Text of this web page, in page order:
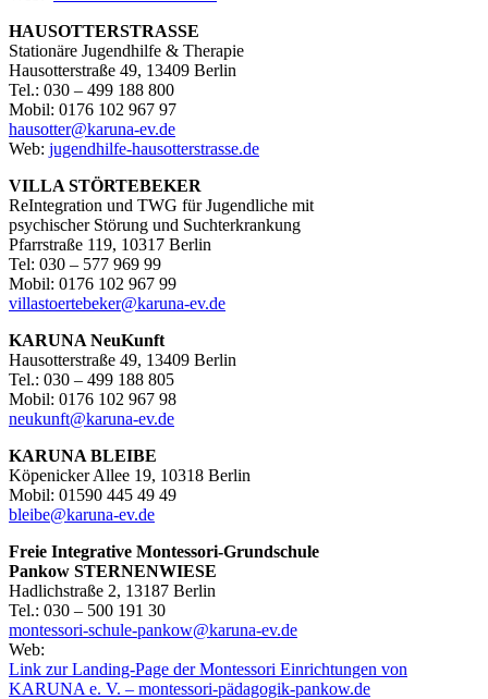
HAUSOTTERSTRASSE
Stationäre Jugendhilfe & Therapie
Hausotterstraße 49, 13409 Berlin
Tel.: 030 – 499 188 800
Mobil: 0176 102 967 97
hausotter@karuna-ev.de
Web: jugendhilfe-hausotterstrasse.de
VILLA STÖRTEBEKER
ReIntegration und TWG für Jugendliche mit
psychischer Störung und Suchterkrankung
Pfarrstraße 119, 10317 Berlin
Tel: 030 – 577 969 99
Mobil: 0176 102 967 99
villastoertebeker@karuna-ev.de
KARUNA NeuKunft
Hausotterstraße 49, 13409 Berlin
Tel.: 030 – 499 188 805
Mobil: 0176 102 967 98
neukunft@karuna-ev.de
KARUNA BLEIBE
Köpenicker Allee 19, 10318 Berlin
Mobil: 01590 445 49 49
bleibe@karuna-ev.de
Freie Integrative Montessori-Grundschule
Pankow STERNENWIESE
Hadlichstraße 2, 13187 Berlin
Tel.: 030 – 500 191 30
montessori-schule-pankow@karuna-ev.de
Web:
Link zur Landing-Page der Montessori Einrichtungen von
KARUNA e. V. – montessori-pädagogik-pankow.de